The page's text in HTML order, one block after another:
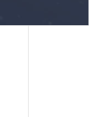
酸洗顔、着色料不使用と説
成分に赤102の記載が…